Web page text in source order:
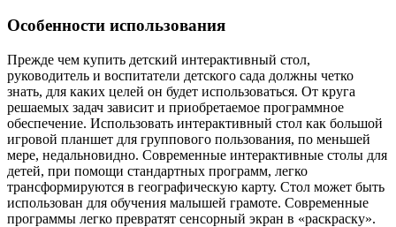
Особенности использования
Прежде чем купить детский интерактивный стол,
руководитель и воспитатели детского сада должны четко
знать, для каких целей он будет использоваться. От круга
решаемых задач зависит и приобретаемое программное
обеспечение. Использовать интерактивный стол как большой
игровой планшет для группового пользования, по меньшей
мере, недальновидно. Современные интерактивные столы для
детей, при помощи стандартных программ, легко
трансформируются в географическую карту. Стол может быть
использован для обучения малышей грамоте. Современные
программы легко превратят сенсорный экран в «раскраску».